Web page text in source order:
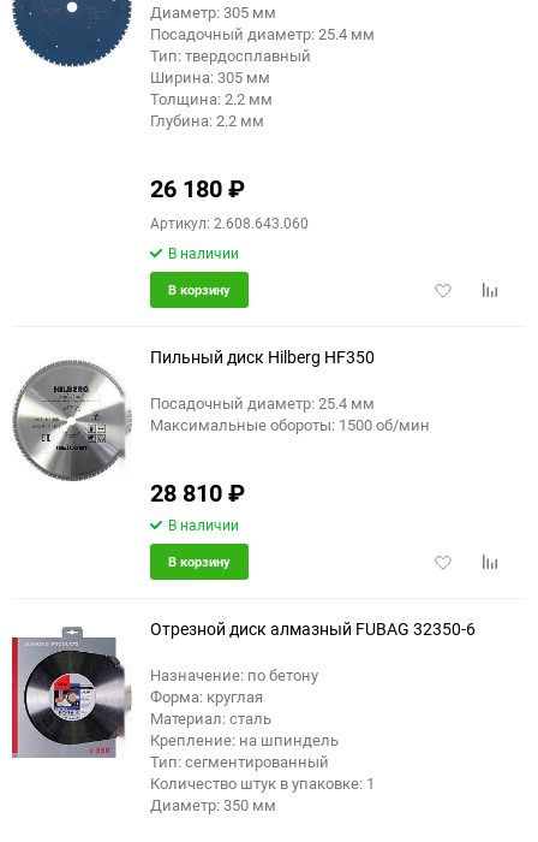
Диаметр: 305 мм
Посадочный диаметр: 25.4 мм
Тип: твердосплавный
Ширина: 305 мм
Толщина: 2.2 мм
Глубина: 2.2 мм
26 180₽
Артикул: 2.608.643.060
В наличии
Добавить
В корзину
Пильный диск Hilberg HF350
Посадочный диаметр: 25.4 мм
Максимальные обороты: 1500 об/мин
28 810₽
В наличии
Добавить
В корзину
Отрезной диск алмазный FUBAG 32350-6
Назначение: по бетону
Форма: круглая
Материал: сталь
Крепление: на шпиндель
Тип: сегментированный
Количество штук в упаковке: 1
Диаметр: 350 мм